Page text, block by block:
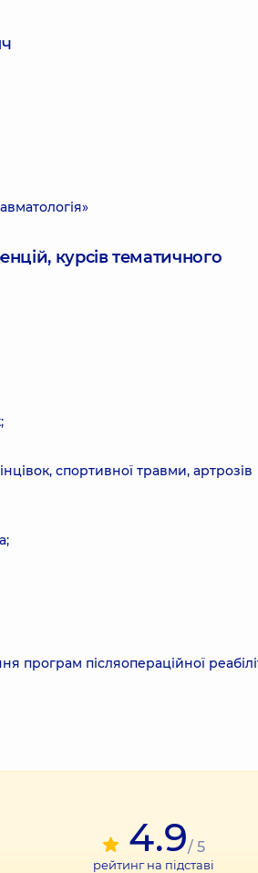
курсів тематичного
спортивної травми, артрозів
програм післяопераційної
4.9/ 5
рейтинг на підставі